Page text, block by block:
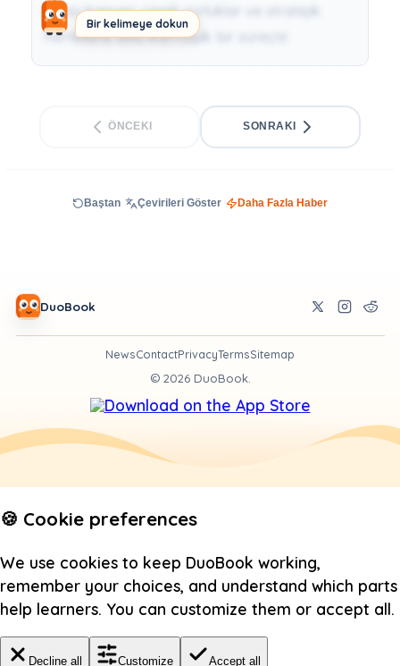
Bir kelimeye dokun
Siyasi kariyeri, çeşitli zorluklar ve stratejik
hamlelerle dolu karmaşık bir süreçtir.
ÖNCEKI SONRAKI
Baştan Çevirileri Göster Daha Fazla Haber
DuoBook
NewsContactPrivacyTermsSitemap
© 2026DuoBook.
🍪 Cookie preferences
We use cookies to keep DuoBook working,
remember your choices, and understand which parts
help learners. You can customize them or accept all.
Decline all Customize Accept all